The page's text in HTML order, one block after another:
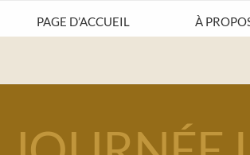
PAGE D’ACCUEIL À